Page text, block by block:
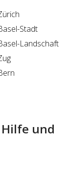
Stadt
Landschaft
und